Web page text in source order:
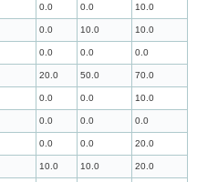
0.0 0.0 10.0
0.0 10.0 10.0
0.0 0.0 0.0
20.0 50.0 70.0
0.0 0.0 10.0
0.0 0.0 0.0
0.0 0.0 20.0
10.0 10.0 20.0